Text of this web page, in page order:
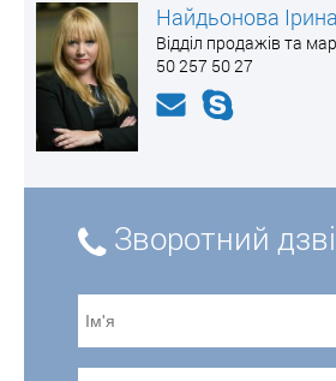
Найдьонова Ірина
Відділ продажів та
50 257 50 27
Зворотний